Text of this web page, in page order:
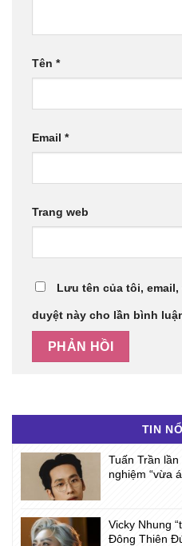
Tên *
Email *
Trang web
Lưu tên của tôi,
duyệt này cho lần bình
TIN
Tuấn Trần
nghiệm “vừa
Vicky Nhung
Đông Thiên